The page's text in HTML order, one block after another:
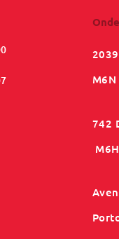
M6N
742